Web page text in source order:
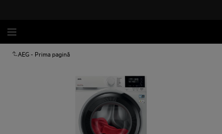
AEG - Prima pagină